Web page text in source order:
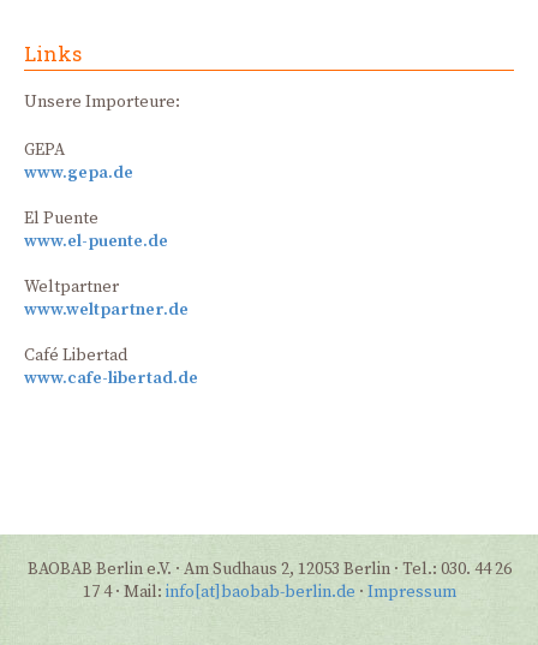
Links
Unsere Importeure:
GEPA
www.gepa.de
El Puente
www.el-puente.de
Weltpartner
www.weltpartner.de
Café Libertad
www.cafe-libertad.de
BAOBAB Berlin e.V. · Am Sudhaus 2, 12053 Berlin · Tel.: 030. 44 26
17 4 · Mail: info[at]baobab-berlin.de · Impressum